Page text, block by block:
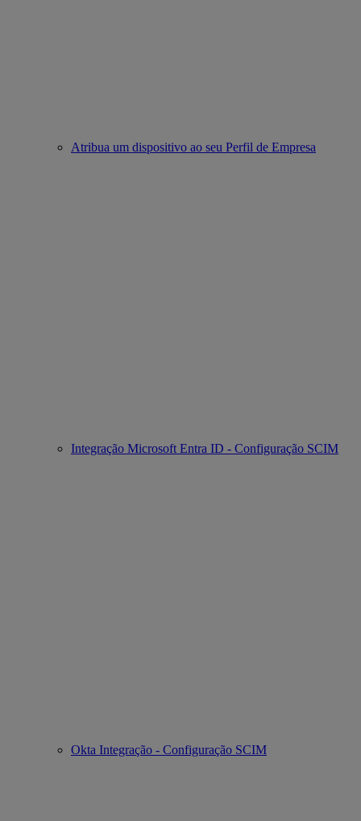
Atribua um dispositivo ao seu Perfil de Empresa
Integração Microsoft Entra ID - Configuração SCIM
Okta Integração - Configuração SCIM